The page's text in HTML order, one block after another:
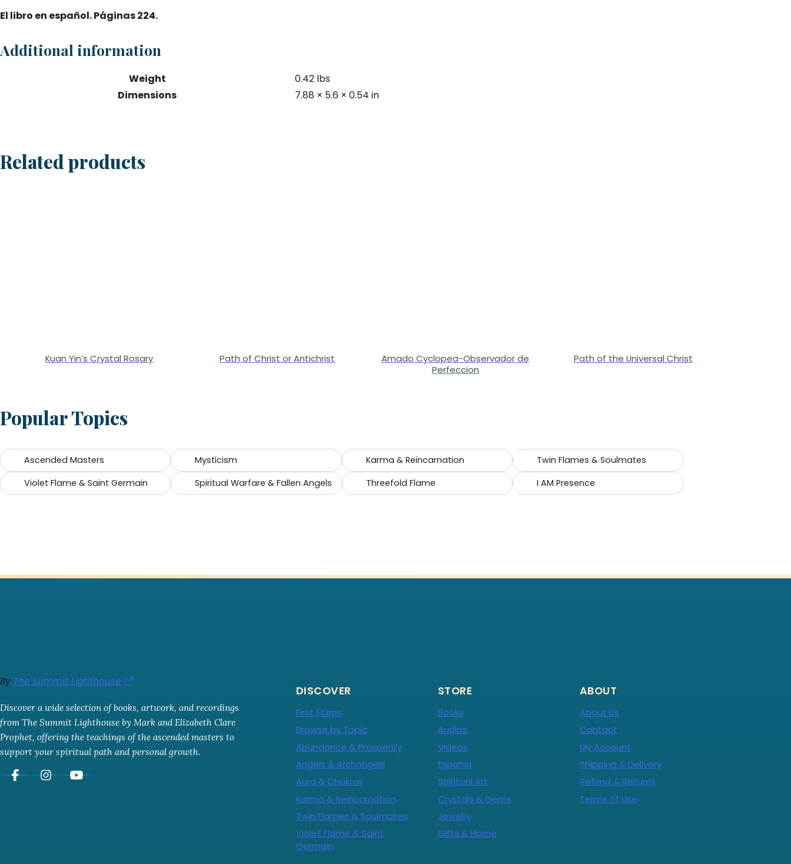
El libro en español. Páginas 224.
Additional information
Weight
0.42 lbs
Dimensions
7.88 × 5.6 × 0.54 in
Related products
Kuan Yin’s Crystal Rosary Path of Christ or Antichrist
Amado Cyclopea-Observador de
Perfeccion
Path of the Universal Christ
Popular Topics
Ascended Masters Mysticism Karma & Reincarnation
Twin Flames & Soulmates
Violet Flame & Saint Germain
Spiritual Warfare & Fallen Angels Threefold Flame I AM Presence
By The Summit Lighthouse
Discover a wide selection of books, artwork, and recordings
from The Summit Lighthouse by Mark and Elizabeth Clare
Prophet, offering the teachings of the ascended masters to
support your spiritual path and personal growth.
DISCOVER
First Steps
Browse by Topic
Abundance & Prosperity
Angels & Archangels
Aura & Chakras
Karma & Reincarnation
Twin Flames & Soulmates
Violet Flame & Saint
Germain
STORE
Books
Audios
Videos
Español
Spiritual Art
Crystals & Gems
Jewelry
Gifts & Home
ABOUT
About Us
Contact
My Account
Shipping & Delivery
Refund & Returns
Terms of Use